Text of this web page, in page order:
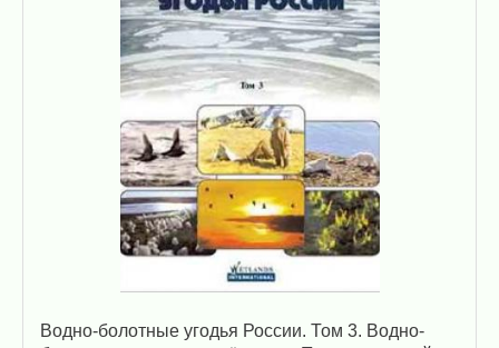
Водно-болотные угодья России. Том 3. Водно-